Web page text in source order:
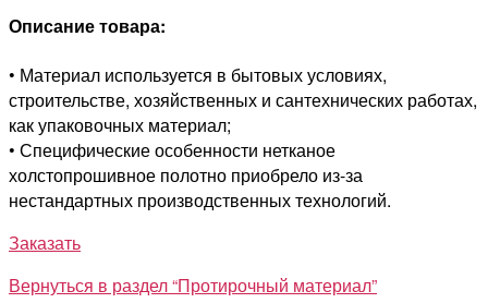
Описание товара:
• Материал используется в бытовых условиях,
строительстве, хозяйственных и сантехнических работах,
как упаковочных материал;
• Специфические особенности нетканое
холстопрошивное полотно приобрело из-за
нестандартных производственных технологий.
Заказать
Вернуться в раздел “Протирочный материал”